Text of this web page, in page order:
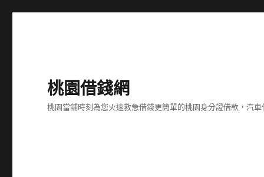
桃園借錢網
桃園當舖時刻為您火速救急借錢更簡單的桃園身分證借款，汽